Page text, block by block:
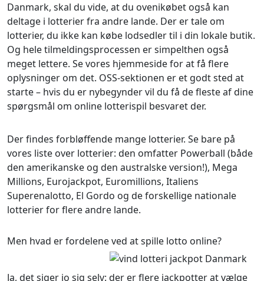
Danmark, skal du vide, at du ovenikøbet også kan
deltage i lotterier fra andre lande. Der er tale om
lotterier, du ikke kan købe lodsedler til i din lokale butik.
Og hele tilmeldingsprocessen er simpelthen også
meget lettere. Se vores hjemmeside for at få flere
oplysninger om det. OSS-sektionen er et godt sted at
starte – hvis du er nybegynder vil du få de fleste af dine
spørgsmål om online lotterispil besvaret der.
Der findes forbløffende mange lotterier. Se bare på
vores liste over lotterier: den omfatter Powerball (både
den amerikanske og den australske version!), Mega
Millions, Eurojackpot, Euromillions, Italiens
Superenalotto, El Gordo og de forskellige nationale
lotterier for flere andre lande.
Men hvad er fordelene ved at spille lotto online?
Ja, det siger jo sig selv: der er flere jackpotter at vælge